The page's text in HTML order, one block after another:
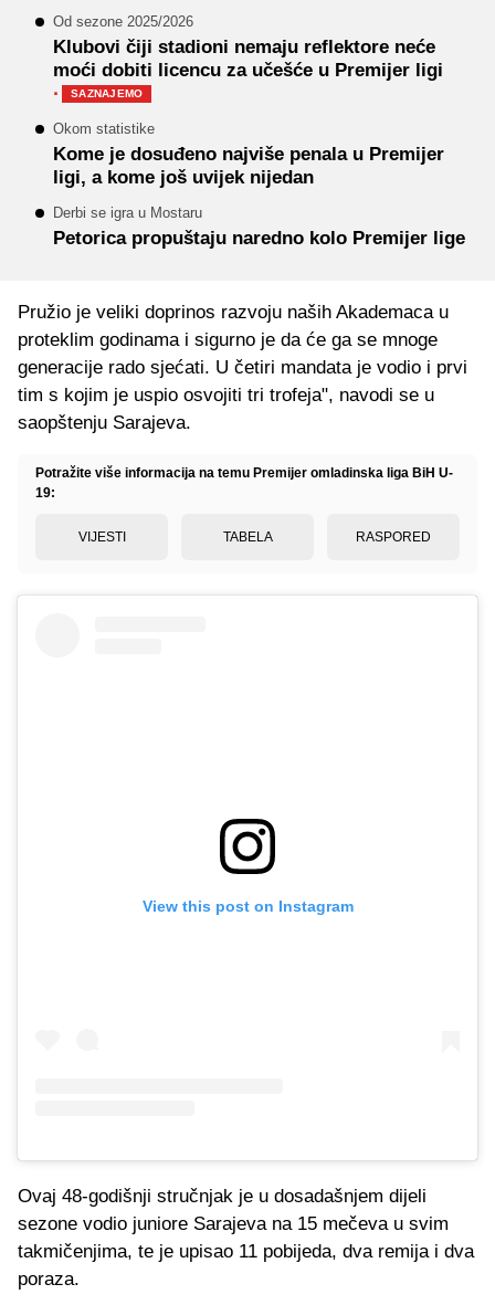
Od sezone 2025/2026
Klubovi čiji stadioni nemaju reflektore neće
moći dobiti licencu za učešće u Premijer ligi
· SAZNAJEMO
Okom statistike
Kome je dosuđeno najviše penala u Premijer
ligi, a kome još uvijek nijedan
Derbi se igra u Mostaru
Petorica propuštaju naredno kolo Premijer lige
Pružio je veliki doprinos razvoju naših Akademaca u
proteklim godinama i sigurno je da će ga se mnoge
generacije rado sjećati. U četiri mandata je vodio i prvi
tim s kojim je uspio osvojiti tri trofeja", navodi se u
saopštenju Sarajeva.
Potražite više informacija na temu Premijer omladinska liga BiH U-
19:
VIJESTI TABELA RASPORED
View this post on Instagram
Ovaj 48-godišnji stručnjak je u dosadašnjem dijeli
sezone vodio juniore Sarajeva na 15 mečeva u svim
takmičenjima, te je upisao 11 pobijeda, dva remija i dva
poraza.